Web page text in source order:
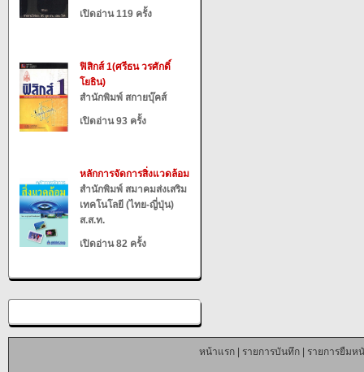
เปิดอ่าน 119 ครั้ง
ฟิสิกส์ 1(ศรีธน วรศักดิ์
โยธิน)
สำนักพิมพ์ สกายบุ๊คส์
เปิดอ่าน 93 ครั้ง
หลักการจัดการสิ่งแวดล้อม
สำนักพิมพ์ สมาคมส่งเสริม
เทคโนโลยี (ไทย-ญี่ปุ่น)
ส.ส.ท.
เปิดอ่าน 82 ครั้ง
หน้าแรก| รายการบันทึก| รายการยืมห